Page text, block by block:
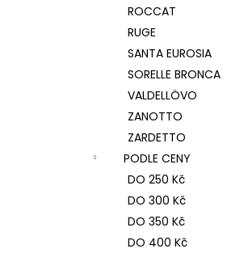
ROCCAT
RUGE
SANTA EUROSIA
SORELLE BRONCA
VALDELLÖVO
ZANOTTO
ZARDETTO
PODLE CENY
DO 250 Kč
DO 300 Kč
DO 350 Kč
DO 400 Kč